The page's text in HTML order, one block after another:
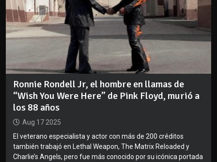
Ronnie Rondell Jr, el hombre en llamas de
“Wish You Were Here” de Pink Floyd, murió a
los 88 años
Aug 17 2025
El veterano especialista y actor con más de 200 créditos
también trabajó en Lethal Weapon, The Matrix Reloaded y
Charlie’s Angels, pero fue más conocido por su icónica portada